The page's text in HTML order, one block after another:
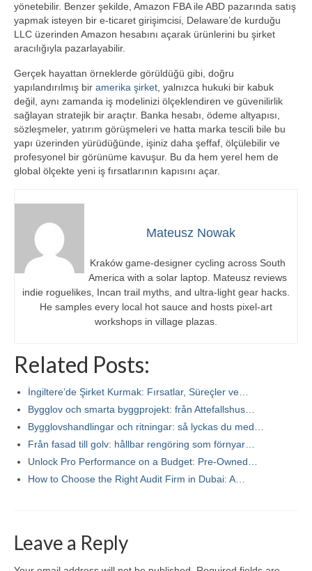
yönetebilir. Benzer şekilde, Amazon FBA ile ABD pazarında satış
yapmak isteyen bir e‑ticaret girişimcisi, Delaware’de kurduğu
LLC üzerinden Amazon hesabını açarak ürünlerini bu şirket
aracılığıyla pazarlayabilir.
Gerçek hayattan örneklerde görüldüğü gibi, doğru
yapılandırılmış bir amerika şirket, yalnızca hukuki bir kabuk
değil, aynı zamanda iş modelinizi ölçeklendiren ve güvenilirlik
sağlayan stratejik bir araçtır. Banka hesabı, ödeme altyapısı,
sözleşmeler, yatırım görüşmeleri ve hatta marka tescili bile bu
yapı üzerinden yürüdüğünde, işiniz daha şeffaf, ölçülebilir ve
profesyonel bir görünüme kavuşur. Bu da hem yerel hem de
global ölçekte yeni iş fırsatlarının kapısını açar.
Mateusz Nowak
Kraków game-designer cycling across South
America with a solar laptop. Mateusz reviews
indie roguelikes, Incan trail myths, and ultra-light gear hacks.
He samples every local hot sauce and hosts pixel-art
workshops in village plazas.
Related Posts:
İngiltere’de Şirket Kurmak: Fırsatlar, Süreçler ve…
Bygglov och smarta byggprojekt: från Attefallshus…
Bygglovshandlingar och ritningar: så lyckas du med…
Från fasad till golv: hållbar rengöring som förnyar…
Unlock Pro Performance on a Budget: Pre-Owned…
How to Choose the Right Audit Firm in Dubai: A…
Leave a Reply